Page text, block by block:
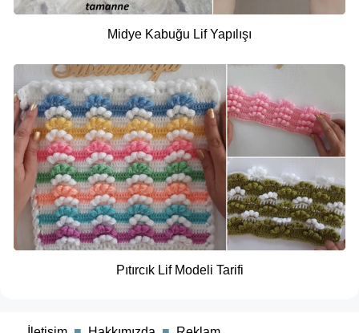
Midye Kabuğu Lif Yapılışı
Pıtırcık Lif Modeli Tarifi